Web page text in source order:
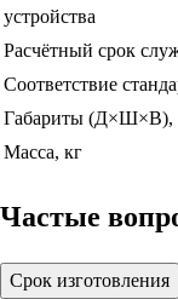
устройства
Расчётный срок
Соответствие
Габариты (Д×Ш×В),
Масса, кг
Частые
Срок изготовления